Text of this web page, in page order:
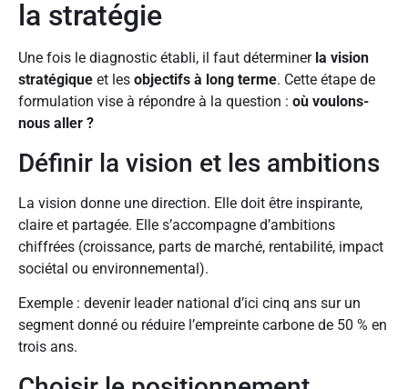
la stratégie
Une fois le diagnostic établi, il faut déterminer la vision
stratégique et les objectifs à long terme. Cette étape de
formulation vise à répondre à la question : où voulons-
nous aller ?
Définir la vision et les ambitions
La vision donne une direction. Elle doit être inspirante,
claire et partagée. Elle s’accompagne d’ambitions
chiffrées (croissance, parts de marché, rentabilité, impact
sociétal ou environnemental).
Exemple : devenir leader national d’ici cinq ans sur un
segment donné ou réduire l’empreinte carbone de 50 % en
trois ans.